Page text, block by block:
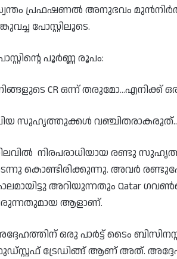
പ്രഫഷണൽ അനുഭവം
പോസ്റ്റിലൂടെ.
പൂർണ്ണ രൂപം:
CR ഒന്ന് തരുമോ…എനിക്ക്
സുഹൃത്തുക്കൾ
നിരപരാധിയായ രണ്ടു
കൊണ്ടിരിക്കുന്നു. അവർ
അറിയുന്നതും Qatar
ആളാണ്.
ഒരു പാർട്ട് ടൈം
ട്രേഡിങ്ങ് ആണ് അത്. അദ്ദേഹം